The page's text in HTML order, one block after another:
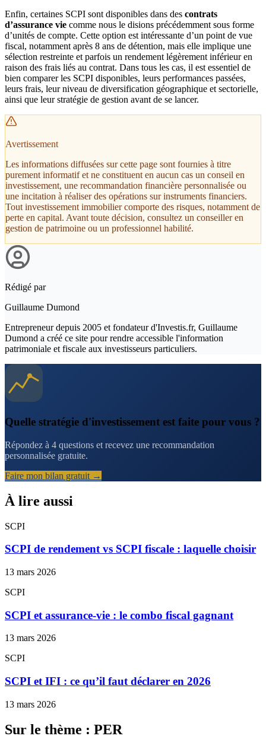
Enfin, certaines SCPI sont disponibles dans des contrats
d’assurance vie comme nous le disions précédemment sous forme
d’unités de compte. Cette option est intéressante d’un point de vue
fiscal, notamment après 8 ans de détention, mais elle implique une
sélection restreinte et parfois un rendement légèrement inférieur en
raison des frais liés au contrat. Dans tous les cas, il est essentiel de
bien comparer les SCPI disponibles, leurs performances passées,
leurs frais, leur niveau de diversification géographique et sectorielle,
ainsi que leur stratégie de gestion avant de se lancer.
Avertissement
Les informations diffusées sur cette page sont fournies à titre
purement informatif et ne constituent en aucun cas un conseil en
investissement, une recommandation financière personnalisée ou
une incitation à réaliser des opérations sur instruments financiers.
Tout investissement immobilier comporte des risques, notamment de
perte en capital. Avant toute décision, consultez un conseiller en
gestion de patrimoine ou un professionnel habilité.
Rédigé par
Guillaume Dumond
Entrepreneur depuis 2005 et fondateur d'Investis.fr, Guillaume
Dumond a créé ce site pour rendre accessible l'information
patrimoniale et fiscale aux investisseurs particuliers.
Quelle stratégie d'investissement est faite pour vous ?
Répondez à 4 questions et recevez une recommandation
personnalisée gratuite.
Faire mon bilan gratuit →
À lire aussi
SCPI
SCPI de rendement vs SCPI fiscale : laquelle choisir
13 mars 2026
SCPI
SCPI et assurance-vie : le combo fiscal gagnant
13 mars 2026
SCPI
SCPI et IFI : ce qu’il faut déclarer en 2026
13 mars 2026
Sur le thème : PER